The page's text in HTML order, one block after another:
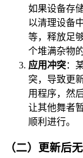
如果设备存
以清理设备
等，释放足
个堆满杂物
应用冲突：
突，导致更
用程序，然
让其他舞者
顺利进行。
（二）更新后